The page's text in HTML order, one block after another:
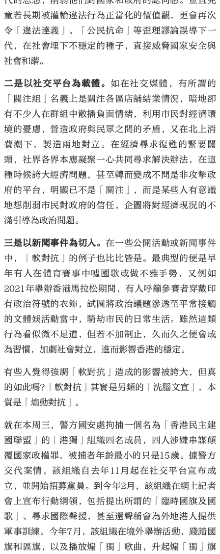
童若長期被灌輸違法行為正當化的價值觀，更會再次
令「違法達義」、「公民抗命」等歪理謬論誤導下一
代，在社會埋下不穩定的種子，直接威脅國家安全與
社會和諧。
二是以社交平台為載體。 如在社交媒體，有所謂的
「關注組」名義上是關注各區店舖結業情況，暗地卻
有不少人在群組中散播負面情緒，利用市民對經濟環
境的憂慮，營造政府與民眾之間的矛盾，又在北上消
費潮下，製造兩地對立。在經濟尋求復甦的緊要關
頭，社界各界本應凝聚一心共同尋求解決辦法，在這
種時候誇大經濟問題，甚至轉而變成不問是非攻擊政
府的平台，明顯已不是「關注」，而是某些人有意識
地想削弱市民對政府的信任，企圖將對經濟現況的不
滿引導為政治問題。
三是以新聞事件為切入。 在一些公開活動或新聞事件
中，「軟對抗」的例子也比比皆是。最典型的便是早
年有人在體育賽事中噓國歌或做不雅手勢，又例如
2021年舉辦香港馬拉松期間，有人呼籲參賽者穿戴印
有政治符號的衣飾，試圖將政治議題滲透至平常接觸
的文體娛活動當中，騎劫市民的日常生活。雖然這類
行為看似微不足道，但若不加制止，久而久之便會成
為習慣，加劇社會對立，進而影響香港的穩定。
有些人覺得強調「軟對抗」造成的影響被誇大，但真
的如此嗎?「軟對抗」其實是另類的「洗腦文宣」，本
質是「煽動對抗」。
就在本周三，警方國安處拘捕一個名為「香港民主建
國聯盟」的「港獨」組織四名成員，四人涉嫌串謀顛
覆國家政權罪，被捕者年齡最小的只是15歲。據警方
交代案情，該組織自去年11月起在社交平台宣布成
立，並開始招募黨員。到今年2月，該組織在網上記者
會上宣布行動綱領，包括提出所謂的「臨時國旗及國
歌」、尋求國際聲援，甚至還聲稱會為外地港人提供
軍事訓練。今年7月，該組織在境外舉辦活動，踐踏國
旗和區旗，以及播放煽「獨」歌曲，升起煽「獨」旗